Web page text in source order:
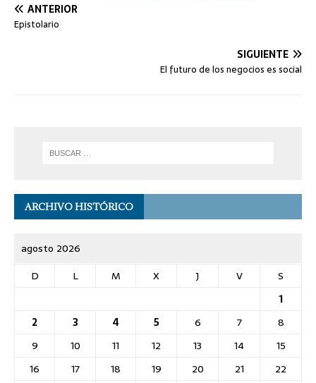
ANTERIOR
Epistolario
SIGUIENTE
El futuro de los negocios es social
ARCHIVO HISTÓRICO
agosto 2026
D
L M X J V
S
1
2
3 4 5 6 7
8
9
10 11 12 13 14
15
16
17 18 19 20 21
22